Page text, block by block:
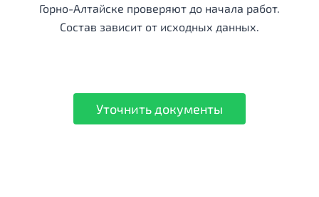
Горно-Алтайске проверяют до начала работ.
Состав зависит от исходных данных.
Уточнить документы